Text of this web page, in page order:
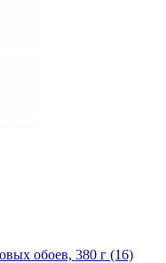
обоев, 380 г (16)